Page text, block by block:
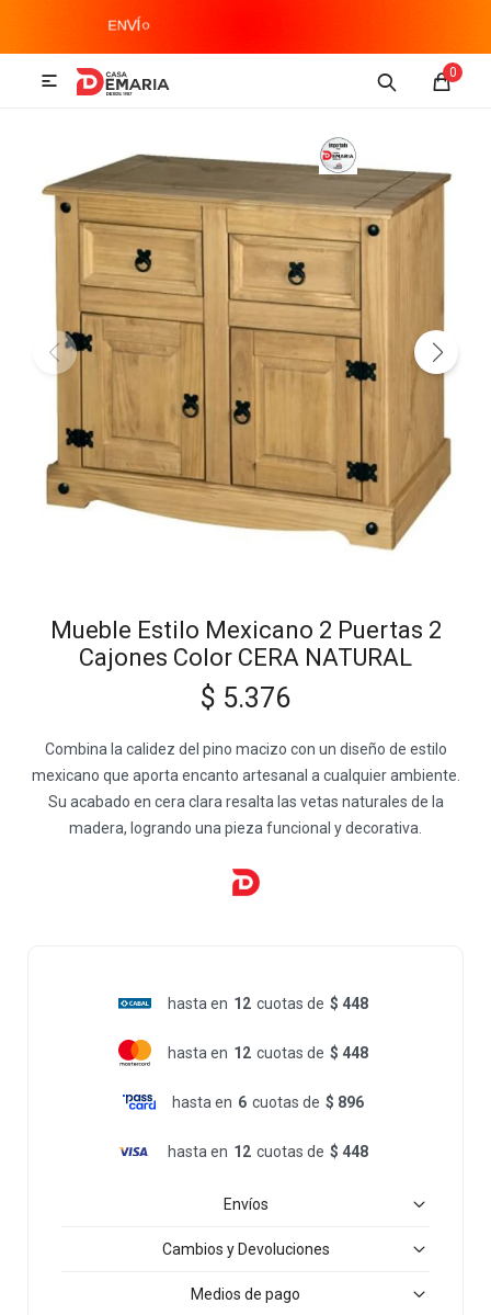
0

Mueble Estilo Mexicano 2 Puertas 2
Cajones Color CERA NATURAL
$ 5.376
Combina la calidez del pino macizo con un diseño de estilo
mexicano que aporta encanto artesanal a cualquier ambiente.
Su acabado en cera clara resalta las vetas naturales de la
madera, logrando una pieza funcional y decorativa.
hasta en 12 cuotas de $ 448
hasta en 12 cuotas de $ 448
hasta en 6 cuotas de $ 896
hasta en 12 cuotas de $ 448
Envíos
Cambios y Devoluciones
Medios de pago
Imagen y Sonido Hogar
Televisores y accesorios
Accesorios